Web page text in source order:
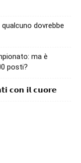
dovrebbe
ma è
posti?
𝗰𝗼𝗻 𝗶𝗹 𝗰𝘂𝗼𝗿𝗲